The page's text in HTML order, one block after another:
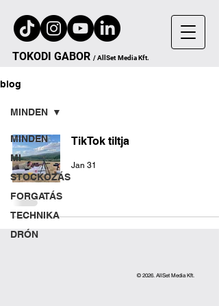
TOKODI GABOR /AllSet Media Kft.
blog
MINDEN
MI
STOCKOZÁS
FORGATÁS
TECHNIKA
DRÓN
MINDEN
TikTok tiltja
Jan 31
© 2026. AllSet Media Kft.